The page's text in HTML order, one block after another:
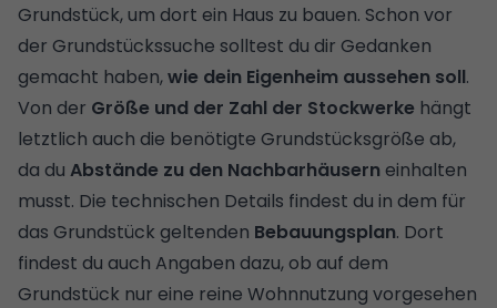
Grundstück, um dort ein Haus zu bauen. Schon vor
der Grundstückssuche solltest du dir Gedanken
gemacht haben,wie dein Eigenheim aussehen soll.
Von der Größe und der Zahl der Stockwerke hängt
letztlich auch die benötigte Grundstücksgröße ab,
da du Abstände zu den Nachbarhäusern einhalten
musst. Die technischen Details findest du in dem für
das Grundstück geltenden Bebauungsplan. Dort
findest du auch Angaben dazu, ob auf dem
Grundstück nur eine reine Wohnnutzung vorgesehen